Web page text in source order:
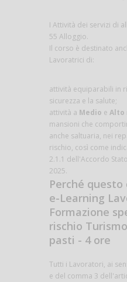
I Attività dei servizi di
55 Alloggio.
Il corso è destinato
Lavoratrici di:
attività equiparabili in
sicurezza e la salute;
attività a Medio e Alto
mansioni che
anche saltuaria, nei
rischio, così come
2.1.1 dell'Accordo
2025.
Perché
e-Learning
Formazione
rischio
pasti - 4 ore
Tutti i Lavoratori, ai
e del comma 3